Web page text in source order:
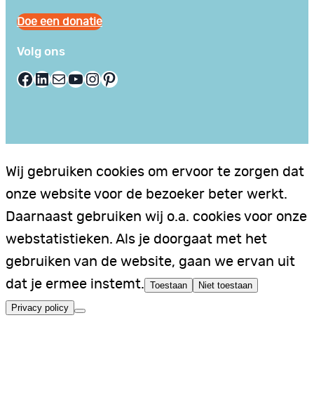
Doe een donatie
Volg ons
Facebook LinkedIn E-mail YouTube InstagramPinterest
Wij gebruiken cookies om ervoor te zorgen dat
onze website voor de bezoeker beter werkt.
Daarnaast gebruiken wij o.a. cookies voor onze
webstatistieken. Als je doorgaat met het
gebruiken van de website, gaan we ervan uit
dat je ermee instemt. Toestaan Niet toestaan
Privacy policy